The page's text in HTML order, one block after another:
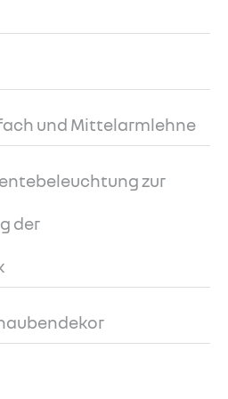
und Mittelarmlehne
zur
der